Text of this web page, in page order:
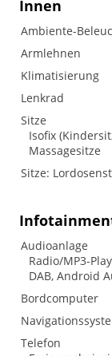
Innen
Ambiente-
Armlehnen
Klimatisierung
Lenkrad
Sitze
Isofix
Massagesitze
Sitze:
Audioanlage
Radio/MP3-
DAB, Android
Bordcomputer
Telefon